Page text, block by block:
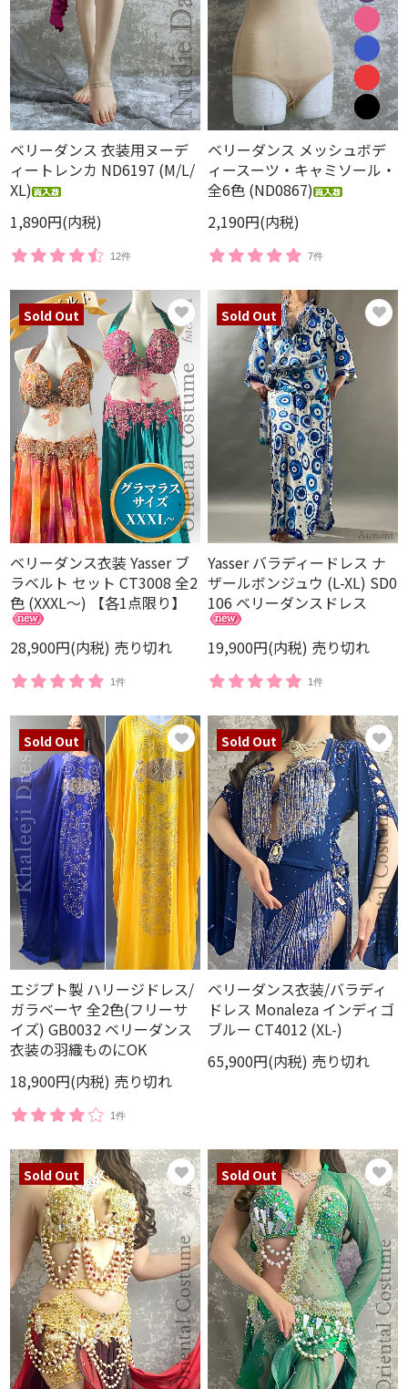
ベリーダンス 衣装用ヌーデ
ィートレンカ ND6197 (M/L/
XL)
1,890円(内税)
12件
ベリーダンス メッシュボデ
ィースーツ・キャミソール・
全6色 (ND0867)
2,190円(内税)
7件
Sold Out
ベリーダンス衣装 Yasser ブ
ラベルト セット CT3008 全2
色 (XXXL～) 【各1点限り】
28,900円(内税) 売り切れ
1件
Sold Out
Yasser バラディードレス ナ
ザールボンジュウ (L-XL) SD0
106 ベリーダンスドレス
19,900円(内税) 売り切れ
1件
Sold Out
エジプト製 ハリージドレス/
ガラベーヤ 全2色(フリーサ
イズ) GB0032 ベリーダンス
衣装の羽織ものにOK
18,900円(内税) 売り切れ
1件
Sold Out
ベリーダンス衣装/バラディ
ドレス Monaleza インディゴ
ブルー CT4012 (XL-)
65,900円(内税) 売り切れ
Sold Out Sold Out